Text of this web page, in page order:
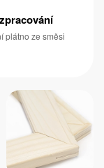
plátno ze směsi